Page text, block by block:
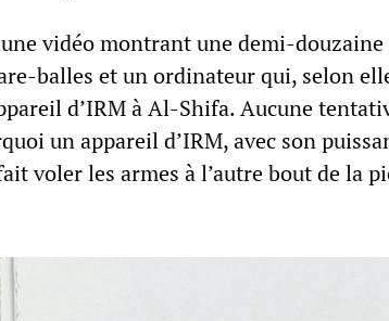
vidéo montrant une demi-douzaine
balles et un ordinateur qui, selon
d’IRM à Al-Shifa. Aucune
un appareil d’IRM, avec son
voler les armes à l’autre bout de la